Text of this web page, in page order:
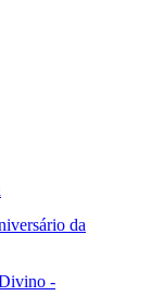
da
-